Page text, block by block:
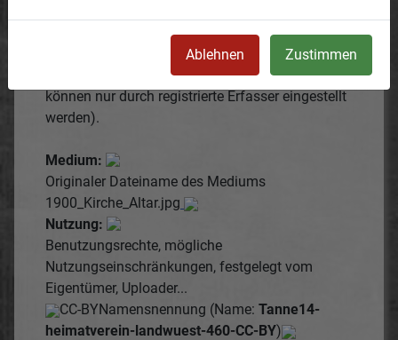
Kommentare können nur durch registrierte
Erfasser eingestellt werden.
Es gibt noch keine Kommentare (Kommentare
können nur durch registrierte Erfasser eingestellt
werden).
Medium:
Originaler Dateiname des Mediums
1900_Kirche_Altar.jpg
Nutzung:
Benutzungsrechte, mögliche
Nutzungseinschränkungen, festgelegt vom
Eigentümer, Uploader...
CC-BYNamensnennung (Name: Tanne14-
heimatverein-landwuest-460-CC-BY)
Ablehnen Zustimmen